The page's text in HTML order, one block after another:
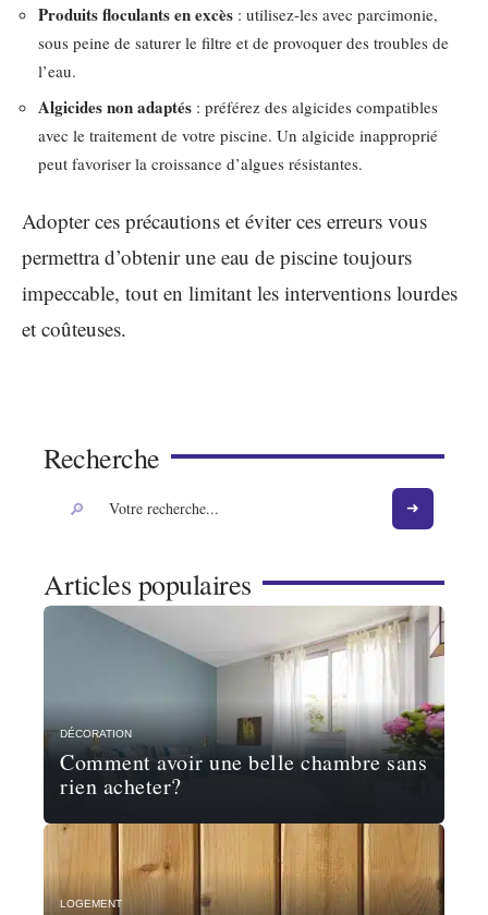
Produits floculants en excès : utilisez-les avec parcimonie,
sous peine de saturer le filtre et de provoquer des troubles de
l’eau.
Algicides non adaptés : préférez des algicides compatibles
avec le traitement de votre piscine. Un algicide inapproprié
peut favoriser la croissance d’algues résistantes.
Adopter ces précautions et éviter ces erreurs vous
permettra d’obtenir une eau de piscine toujours
impeccable, tout en limitant les interventions lourdes
et coûteuses.
Recherche
Articles populaires
DÉCORATION
Comment avoir une belle chambre sans
rien acheter?
LOGEMENT